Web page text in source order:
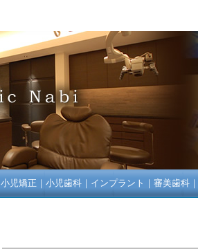
小児矯正 ｜ 小児歯科｜ インプラント ｜ 審美歯科｜